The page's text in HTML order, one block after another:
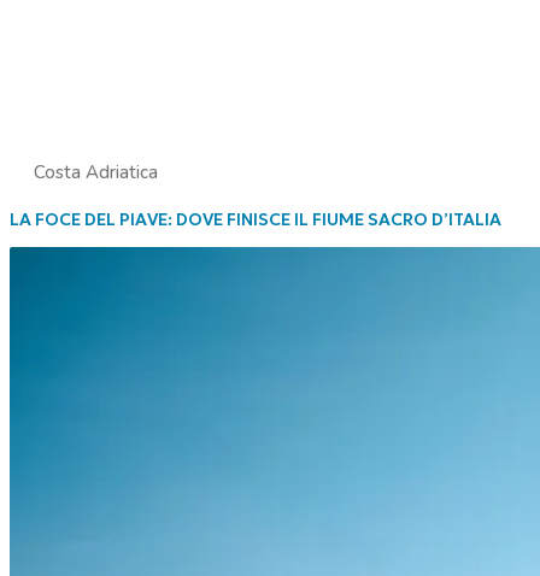
Costa Adriatica
LA FOCE DEL PIAVE: DOVE FINISCE IL FIUME SACRO D’ITALIA